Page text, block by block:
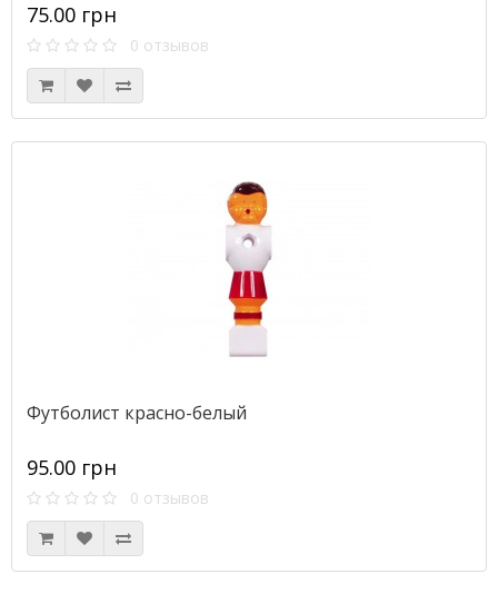
75.00 грн
0 отзывов
Футболист красно-белый
95.00 грн
0 отзывов